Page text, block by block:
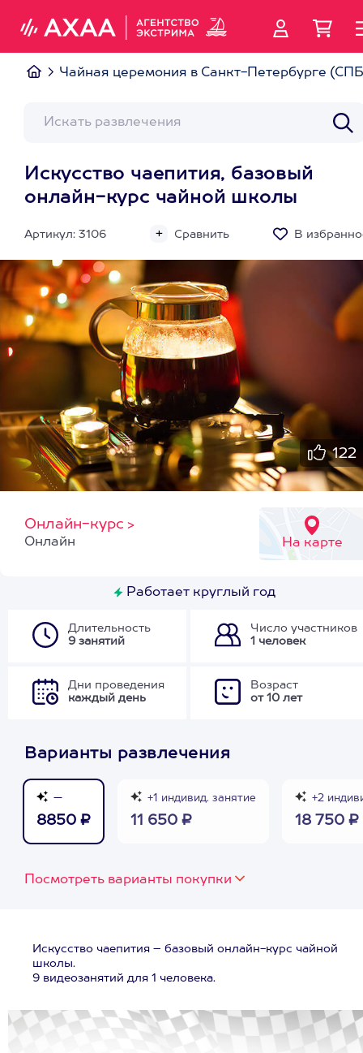
Чайная церемония в Санкт-Петербурге
Искусство чаепития, базовый
онлайн-курс чайной школы
Артикул: 3106 Сравнить В
122
Онлайн-курс >
На карте
Онлайн
Работает круглый год
Длительность
9 занятий
Число участников
1 человек
Дни проведения
каждый день
Возраст
от 10 лет
Варианты развлечения
—
8850 ₽
+1 индивид. занятие
11 650 ₽
+2
18 750 ₽
Посмотреть варианты покупки
Искусство чаепития – базовый онлайн-курс чайной
школы.
9 видеозанятий для 1 человека.